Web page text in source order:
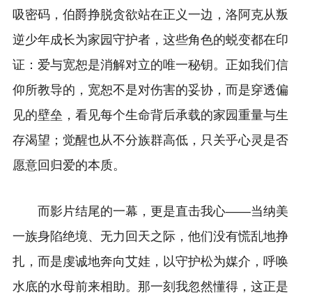
吸密码，伯爵挣脱贪欲站在正义一边，洛阿克从叛
逆少年成长为家园守护者，这些角色的蜕变都在印
证：爱与宽恕是消解对立的唯一秘钥。正如我们信
仰所教导的，宽恕不是对伤害的妥协，而是穿透偏
见的壁垒，看见每个生命背后承载的家园重量与生
存渴望；觉醒也从不分族群高低，只关乎心灵是否
愿意回归爱的本质。
而影片结尾的一幕，更是直击我心——当纳美
一族身陷绝境、无力回天之际，他们没有慌乱地挣
扎，而是虔诚地奔向艾娃，以守护松为媒介，呼唤
水底的水母前来相助。那一刻我忽然懂得，这正是